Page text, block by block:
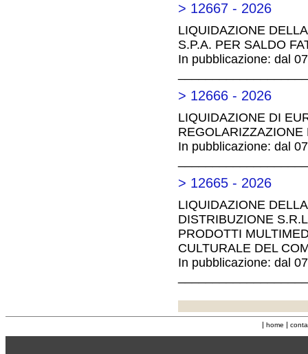
> 12667 - 2026
LIQUIDAZIONE
S.P.A. PER SALDO
In pubblicazione: dal
> 12666 - 2026
LIQUIDAZIONE DI
In pubblicazione: dal
> 12665 - 2026
LIQUIDAZIONE
DISTRIBUZIONE
PRODOTTI
CULTURALE DEL
In pubblicazione: dal
| home |